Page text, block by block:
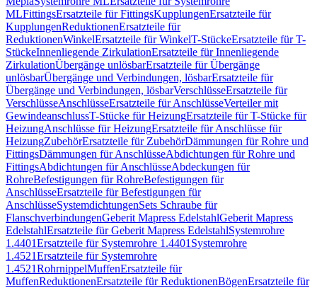
MLFittingsErsatzteile für FittingsKupplungenErsatzteile für
KupplungenReduktionenErsatzteile für
ReduktionenWinkelErsatzteile für WinkelT-StückeErsatzteile für T-
StückeInnenliegende ZirkulationErsatzteile für Innenliegende
ZirkulationÜbergänge unlösbarErsatzteile für Übergänge
unlösbarÜbergänge und Verbindungen, lösbarErsatzteile für
Übergänge und Verbindungen, lösbarVerschlüsseErsatzteile für
VerschlüsseAnschlüsseErsatzteile für AnschlüsseVerteiler mit
GewindeanschlussT-Stücke für HeizungErsatzteile für T-Stücke für
HeizungAnschlüsse für HeizungErsatzteile für Anschlüsse für
HeizungZubehörErsatzteile für ZubehörDämmungen für Rohre und
FittingsDämmungen für AnschlüsseAbdichtungen für Rohre und
FittingsAbdichtungen für AnschlüsseAbdeckungen für
RohreBefestigungen für RohreBefestigungen für
AnschlüsseErsatzteile für Befestigungen für
AnschlüsseSystemdichtungenSets Schraube für
FlanschverbindungenGeberit Mapress EdelstahlGeberit Mapress
EdelstahlErsatzteile für Geberit Mapress EdelstahlSystemrohre
1.4401Ersatzteile für Systemrohre 1.4401 Systemrohre
1.4521Ersatzteile für Systemrohre
1.4521RohrnippelMuffenErsatzteile für
MuffenReduktionenErsatzteile für ReduktionenBögenErsatzteile für